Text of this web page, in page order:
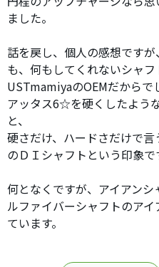
ました。
話を戻し、個人の感想です
も、何もしてくれないシャフ
USTmamiyaのOEMだからで
アッタス6☆を硬くしたよう
と、
硬さだけ、ハードさだけで
のＤＩシャフトという印象で
何となくですが、アイアン
ルファイバーシャフトのア
ています。